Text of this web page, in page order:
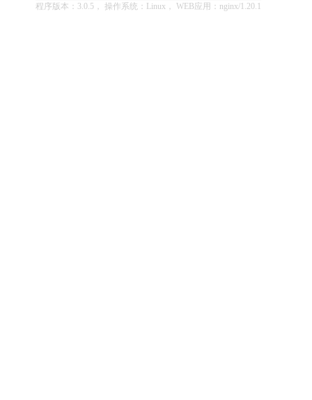
程序版本：3.0.5， 操作系统：Linux， WEB应用：nginx/1.20.1